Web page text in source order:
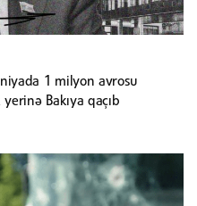
1 milyon avrosu
Bakıya qaçıb